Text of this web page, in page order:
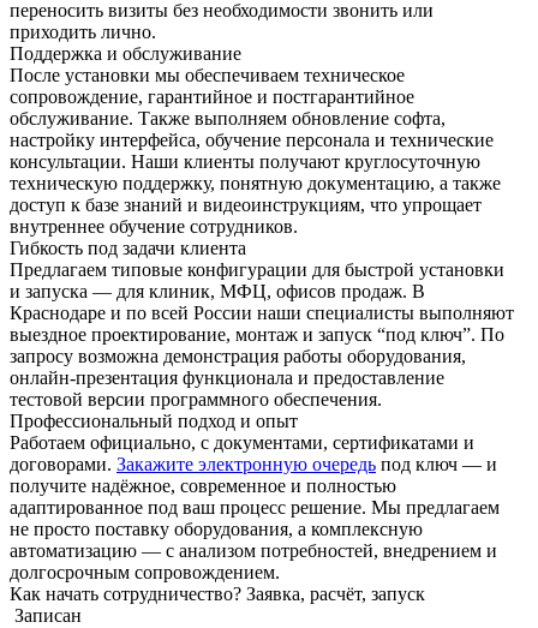
переносить визиты без необходимости звонить или
приходить лично.
Поддержка и обслуживание
После установки мы обеспечиваем техническое
сопровождение, гарантийное и постгарантийное
обслуживание. Также выполняем обновление софта,
настройку интерфейса, обучение персонала и технические
консультации. Наши клиенты получают круглосуточную
техническую поддержку, понятную документацию, а также
доступ к базе знаний и видеоинструкциям, что упрощает
внутреннее обучение сотрудников.
Гибкость под задачи клиента
Предлагаем типовые конфигурации для быстрой установки
и запуска — для клиник, МФЦ, офисов продаж. В
Краснодаре и по всей России наши специалисты выполняют
выездное проектирование, монтаж и запуск “под ключ”. По
запросу возможна демонстрация работы оборудования,
онлайн-презентация функционала и предоставление
тестовой версии программного обеспечения.
Профессиональный подход и опыт
Работаем официально, с документами, сертификатами и
договорами. Закажите электронную очередь под ключ — и
получите надёжное, современное и полностью
адаптированное под ваш процесс решение. Мы предлагаем
не просто поставку оборудования, а комплексную
автоматизацию — с анализом потребностей, внедрением и
долгосрочным сопровождением.
Как начать сотрудничество? Заявка, расчёт, запуск
Записан